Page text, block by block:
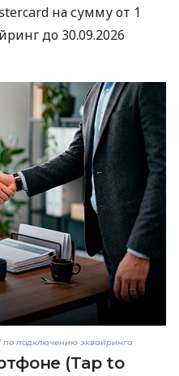
на сумму от 1
до 30.09.2026
подключению эквайринга
(Tap to